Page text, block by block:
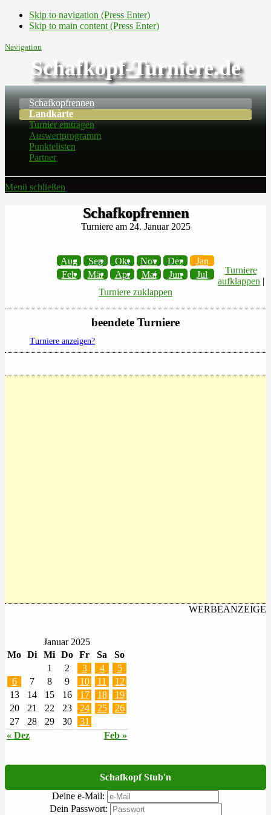
Skip to navigation (Press Enter)
Skip to main content (Press Enter)
Navigation
Schafkopf-Turniere.de
Schafkopfrennen
Landkarte
Turnier eintragen
Auswertprogramm
Punktelisten
Partner
Menü schließen
Schafkopfrennen
Turniere am 24. Januar 2025
Aug Sep Okt Nov Dez
Jan
Feb
Mär Apr Mai Jun Jul
Turniere
aufklappen |
Turniere zuklappen
beendete Turniere
Turniere anzeigen?
WERBEANZEIGE
Januar 2025
Mo Di Mi Do Fr Sa So
« Dez Feb »
1 2 3 4
5
6
7 8 9 10 11
12
13
14 15 16 17 18
19
20
21 22 23 24 25
26
27
28 29 30 31
Schafkopf Stub'n
Deine e-Mail:
Dein Passwort: